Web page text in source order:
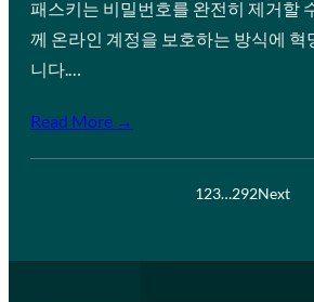
패스키는 비밀번호를 완전히 제거할
께 온라인 계정을 보호하는 방식에 혁
니다.…
Read More →
123…292Next